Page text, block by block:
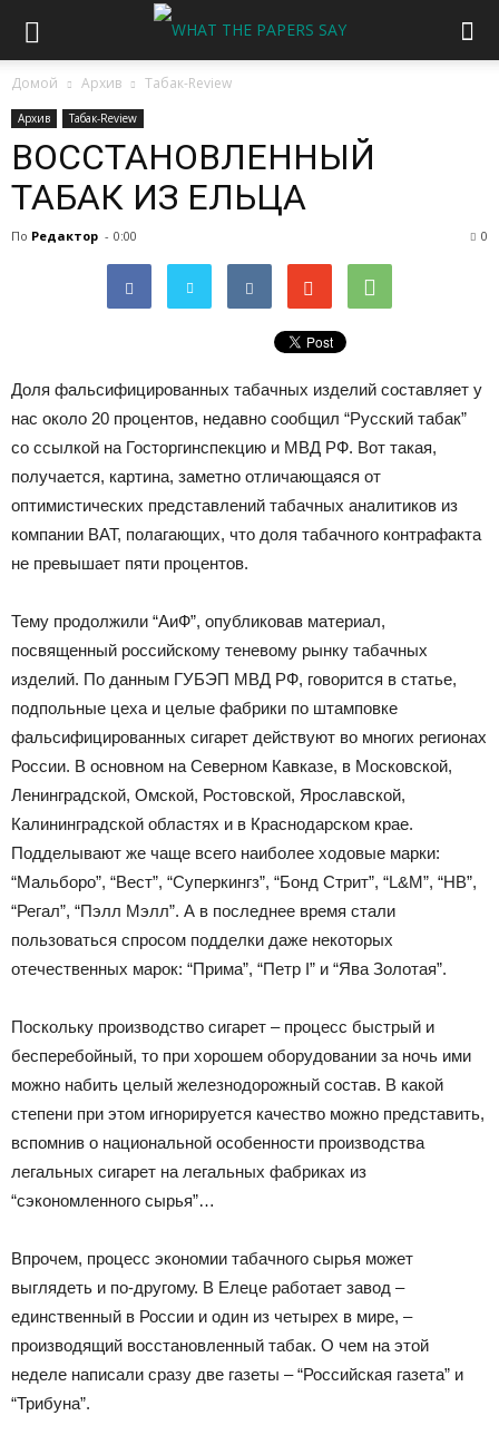
Домой Архив Табак-Review
Архив Табак-Review
ВОССТАНОВЛЕННЫЙ
ТАБАК ИЗ ЕЛЬЦА
По Редактор - 0:00 0
Доля фальсифицированных табачных изделий составляет у
нас около 20 процентов, недавно сообщил “Русский табак”
со ссылкой на Госторгинспекцию и МВД РФ. Вот такая,
получается, картина, заметно отличающаяся от
оптимистических представлений табачных аналитиков из
компании ВАТ, полагающих, что доля табачного контрафакта
не превышает пяти процентов.
Тему продолжили “АиФ”, опубликовав материал,
посвященный российскому теневому рынку табачных
изделий. По данным ГУБЭП МВД РФ, говорится в статье,
подпольные цеха и целые фабрики по штамповке
фальсифицированных сигарет действуют во многих регионах
России. В основном на Северном Кавказе, в Московской,
Ленинградской, Омской, Ростовской, Ярославской,
Калининградской областях и в Краснодарском крае.
Подделывают же чаще всего наиболее ходовые марки:
“Мальборо”, “Вест”, “Суперкингз”, “Бонд Стрит”, “L&M”, “НВ”,
“Регал”, “Пэлл Мэлл”. А в последнее время стали
пользоваться спросом подделки даже некоторых
отечественных марок: “Прима”, “Петр I” и “Ява Золотая”.
Поскольку производство сигарет – процесс быстрый и
бесперебойный, то при хорошем оборудовании за ночь ими
можно набить целый железнодорожный состав. В какой
степени при этом игнорируется качество можно представить,
вспомнив о национальной особенности производства
легальных сигарет на легальных фабриках из
“сэкономленного сырья”…
Впрочем, процесс экономии табачного сырья может
выглядеть и по-другому. В Елеце работает завод –
единственный в России и один из четырех в мире, –
производящий восстановленный табак. О чем на этой
неделе написали сразу две газеты – “Российская газета” и
“Трибуна”.